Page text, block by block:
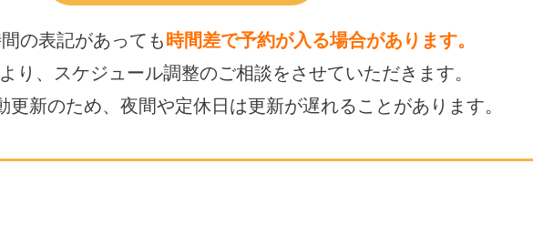
の表記があっても 時間差で予約が入る場合があります。
り、スケジュール調整のご相談をさせていただきます。
新のため、 夜間や定休日は更新が遅れることがあります。